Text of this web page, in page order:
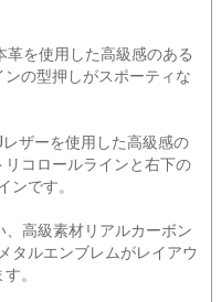
を使用した高級感のある
の型押しがスポーティな
ザーを使用した高級感の
コロールラインと右下の
です。
高級素材リアルカーボン
タルエンブレムがレイアウ
。